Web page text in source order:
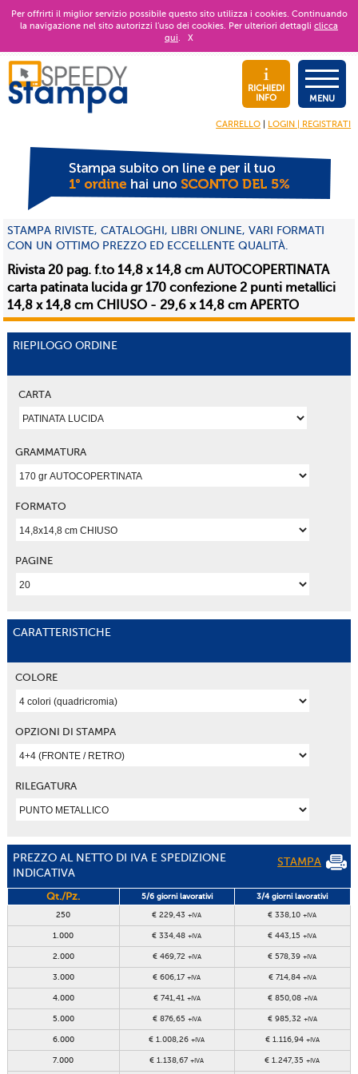
Per offrirti il miglior servizio possibile questo sito utilizza i cookies. Continuando
la navigazione nel sito autorizzi l’uso dei cookies. Per ulteriori dettagli clicca
qui. X
RICHIEDI
INFO
MENU
CARRELLO LOGIN | REGISTRATI
STAMPA RIVISTE, CATALOGHI, LIBRI ONLINE, VARI FORMATI
CON UN OTTIMO PREZZO ED ECCELLENTE QUALITÀ.
Rivista 20 pag. f.to 14,8 x 14,8 cm AUTOCOPERTINATA
carta patinata lucida gr 170 confezione 2 punti metallici
14,8 x 14,8 cm CHIUSO - 29,6 x 14,8 cm APERTO
RIEPILOGO ORDINE
CARTA
GRAMMATURA
FORMATO
PAGINE
CARATTERISTICHE
COLORE
OPZIONI DI STAMPA
RILEGATURA
PREZZO AL NETTO DI IVA E SPEDIZIONE
INDICATIVA
STAMPA
Qt./Pz. 5/6 giorni lavorativi 3/4 giorni lavorativi
250 € 229,43+IVA € 338,10+IVA
1.000 € 334,48+IVA € 443,15+IVA
2.000 € 469,72 +IVA € 578,39+IVA
3.000 € 606,17+IVA € 714,84 +IVA
4.000 € 741,41 +IVA € 850,08 +IVA
5.000 € 876,65 +IVA € 985,32 +IVA
6.000 € 1.008,26+IVA € 1.116,94 +IVA
7.000 € 1.138,67+IVA € 1.247,35+IVA